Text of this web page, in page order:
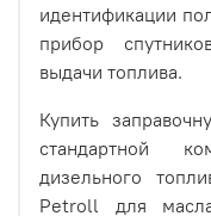
идентификации
прибор
выдачи топлива.
Купить
стандартной
дизельного
Petroll для